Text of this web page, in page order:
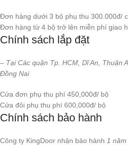
Đơn hàng dưới 3 bộ phụ thu 300.000đ/
Đơn hàng từ 4 bộ trở lên miễn phí giao
Chính sách lắp đặt
– Tại Các quận Tp. HCM, Dĩ An, Thuận
Đồng Nai
Cửa đơn phụ thu phí 450,000đ/ bộ
Cửa đôi phụ thu phí 600,000đ/ bộ
Chính sách bảo hành
Công ty KingDoor nhận bảo hành 1 năm